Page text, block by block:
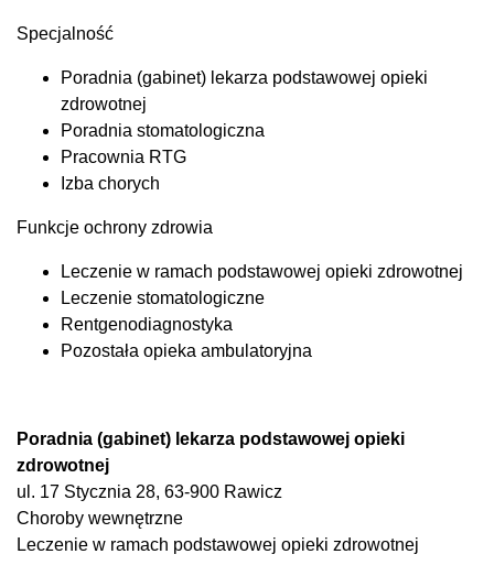
Specjalność
Poradnia (gabinet) lekarza podstawowej opieki
zdrowotnej
Poradnia stomatologiczna
Pracownia RTG
Izba chorych
Funkcje ochrony zdrowia
Leczenie w ramach podstawowej opieki zdrowotnej
Leczenie stomatologiczne
Rentgenodiagnostyka
Pozostała opieka ambulatoryjna
Poradnia (gabinet) lekarza podstawowej opieki
zdrowotnej
ul. 17 Stycznia 28, 63-900 Rawicz
Choroby wewnętrzne
Leczenie w ramach podstawowej opieki zdrowotnej